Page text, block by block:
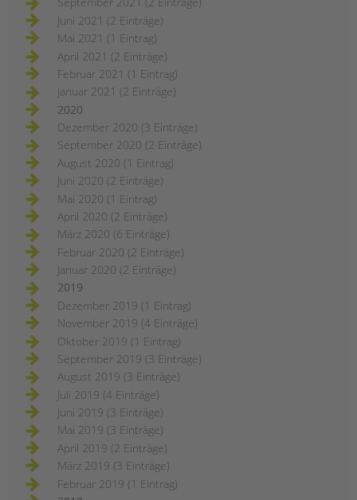
Juni 2021 (2 Einträge)
Mai 2021 (1 Eintrag)
April 2021 (2 Einträge)
Februar 2021 (1 Eintrag)
Januar 2021 (2 Einträge)
2020
Dezember 2020 (3 Einträge)
September 2020 (2 Einträge)
August 2020 (1 Eintrag)
Juni 2020 (2 Einträge)
Mai 2020 (1 Eintrag)
April 2020 (2 Einträge)
März 2020 (6 Einträge)
Februar 2020 (2 Einträge)
Januar 2020 (2 Einträge)
2019
Dezember 2019 (1 Eintrag)
November 2019 (4 Einträge)
Oktober 2019 (1 Eintrag)
September 2019 (3 Einträge)
August 2019 (3 Einträge)
Juli 2019 (4 Einträge)
Juni 2019 (3 Einträge)
Mai 2019 (3 Einträge)
April 2019 (2 Einträge)
März 2019 (3 Einträge)
Februar 2019 (1 Eintrag)